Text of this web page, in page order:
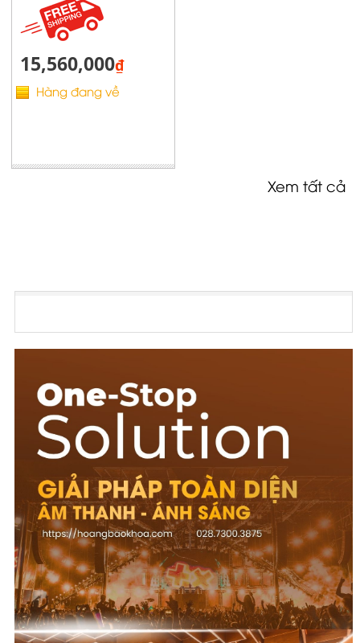
15,560,000₫
Hàng đang về
Xem tất cả